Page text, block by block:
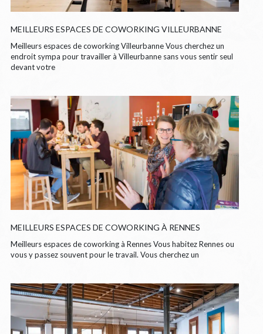
MEILLEURS ESPACES DE COWORKING VILLEURBANNE
Meilleurs espaces de coworking Villeurbanne Vous cherchez un
endroit sympa pour travailler à Villeurbanne sans vous sentir seul
devant votre
MEILLEURS ESPACES DE COWORKING À RENNES
Meilleurs espaces de coworking à Rennes Vous habitez Rennes ou
vous y passez souvent pour le travail. Vous cherchez un